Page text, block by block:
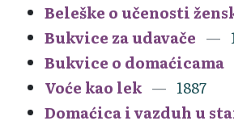
Beleške o učenosti
Bukvice za udavače
Bukvice o domaćicama
Voće kao lek
1887
Domaćica i vazduh u